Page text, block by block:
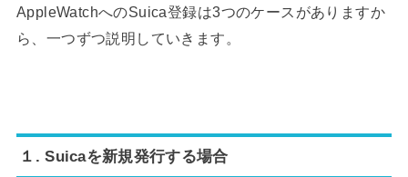
AppleWatchへのSuica登録は3つのケースがありますか
ら、一つずつ説明していきます。
１. Suicaを新規発行する場合